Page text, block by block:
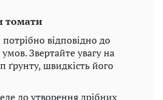
томати
відповідно до
Звертайте увагу на
ґрунту, швидкість його
до утворення дрібних